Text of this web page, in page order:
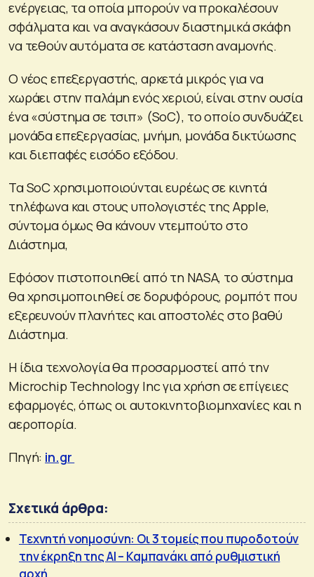
ενέργειας, τα οποία μπορούν να προκαλέσουν
σφάλματα και να αναγκάσουν διαστημικά σκάφη
να τεθούν αυτόματα σε κατάσταση αναμονής.
Ο νέος επεξεργαστής, αρκετά μικρός για να
χωράει στην παλάμη ενός χεριού, είναι στην ουσία
ένα «σύστημα σε τσιπ» (SoC), το οποίο συνδυάζει
μονάδα επεξεργασίας, μνήμη, μονάδα δικτύωσης
και διεπαφές εισόδο εξόδου.
Τα SoC χρησιμοποιούνται ευρέως σε κινητά
τηλέφωνα και στους υπολογιστές της Apple,
σύντομα όμως θα κάνουν ντεμπούτο στο
Διάστημα,
Εφόσον πιστοποιηθεί από τη NASA, το σύστημα
θα χρησιμοποιηθεί σε δορυφόρους, ρομπότ που
εξερευνούν πλανήτες και αποστολές στο βαθύ
Διάστημα.
Η ίδια τεχνολογία θα προσαρμοστεί από την
Microchip Technology Inc για χρήση σε επίγειες
εφαρμογές, όπως οι αυτοκινητοβιομηχανίες και η
αεροπορία.
Πηγή: in.gr
Σχετικά άρθρα:
Τεχνητή νοημοσύνη: Οι 3 τομείς που πυροδοτούν
την έκρηξη της ΑΙ – Καμπανάκι από ρυθμιστική
αρχή